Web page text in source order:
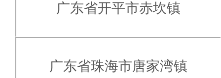
广东省开平市赤坎镇
广东省珠海市唐家湾镇